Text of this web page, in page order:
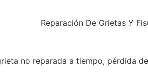
no reparada a tiempo, pérdida